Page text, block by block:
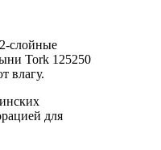
слойные
Tork 125250
влагу.
для